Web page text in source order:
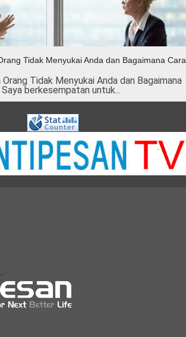
Tidak Menyukai Anda dan Bagaimana Cara
Tidak Menyukai Anda dan Bagaimana
berkesempatan untuk...